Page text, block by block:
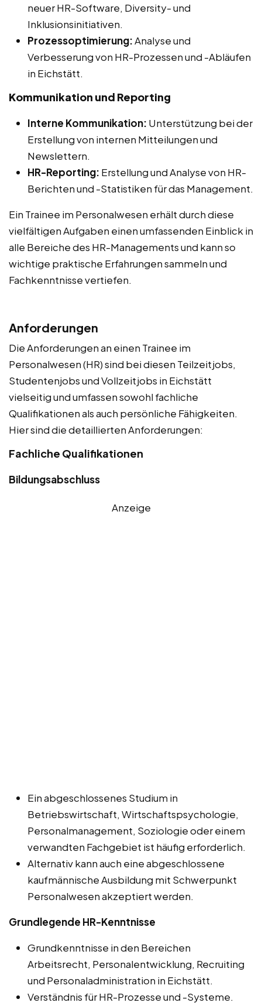
neuer HR-Software, Diversity- und
Inklusionsinitiativen.
Prozessoptimierung:Analyse und
Verbesserung von HR-Prozessen und -Abläufen
in Eichstätt.
Kommunikation und Reporting
Interne Kommunikation: Unterstützung bei der
Erstellung von internen Mitteilungen und
Newslettern.
HR-Reporting: Erstellung und Analyse von HR-
Berichten und -Statistiken für das Management.
Ein Trainee im Personalwesen erhält durch diese
vielfältigen Aufgaben einen umfassenden Einblick in
alle Bereiche des HR-Managements und kann so
wichtige praktische Erfahrungen sammeln und
Fachkenntnisse vertiefen.
Anforderungen
Die Anforderungen an einen Trainee im
Personalwesen (HR) sind bei diesen Teilzeitjobs,
Studentenjobs und Vollzeitjobs in Eichstätt
vielseitig und umfassen sowohl fachliche
Qualifikationen als auch persönliche Fähigkeiten.
Hier sind die detaillierten Anforderungen:
Fachliche Qualifikationen
Bildungsabschluss
Anzeige
Ein abgeschlossenes Studium in
Betriebswirtschaft, Wirtschaftspsychologie,
Personalmanagement, Soziologie oder einem
verwandten Fachgebiet ist häufig erforderlich.
Alternativ kann auch eine abgeschlossene
kaufmännische Ausbildung mit Schwerpunkt
Personalwesen akzeptiert werden.
Grundlegende HR-Kenntnisse
Grundkenntnisse in den Bereichen
Arbeitsrecht, Personalentwicklung, Recruiting
und Personaladministration in Eichstätt.
Verständnis für HR-Prozesse und -Systeme.